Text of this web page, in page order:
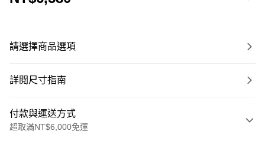
請選擇商品選項
詳閱尺寸指南
付款與運送方式
超取滿NT$6,000免運